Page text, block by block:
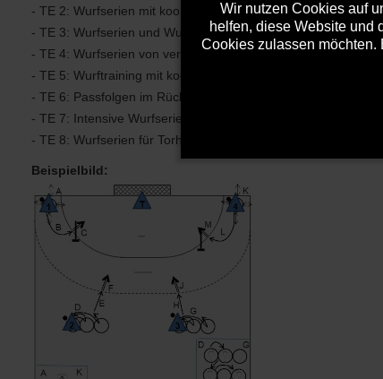
- TE 2: Wurfserien mit koordinativen Zusatzaufgaben (TE
- TE 3: Wurfserien und Wurfwettkämpfe mit Zusatzaufgaben
- TE 4: Wurfserien von verschiedenen Positionen kombiniert
- TE 5: Wurftraining mit koordinativen Vorübungen (TE 457)
- TE 6: Passfolgen im Rückraum verbunden mit Wurfserien
- TE 7: Intensive Wurfserien mit Vorbelastung und
- TE 8: Wurfserien für Torhüter und Feldspieler (TE 431)
Beispielbild:
Wir nutzen Cookies auf
helfen, diese Website und
Cookies zulassen möchten.